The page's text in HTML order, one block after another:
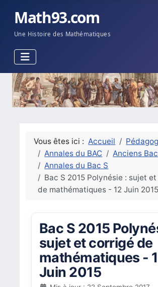
Math93.com
Une Histoire des Mathématiques
Vous êtes ici : Accueil
Annales du BAC
Anciens Bac
Annales du Bac S
Bac S 2015 Polynésie : sujet
de mathématiques - 12 Juin 2015
Bac S 2015
sujet et corrigé de
mathématiques -
Juin 2015